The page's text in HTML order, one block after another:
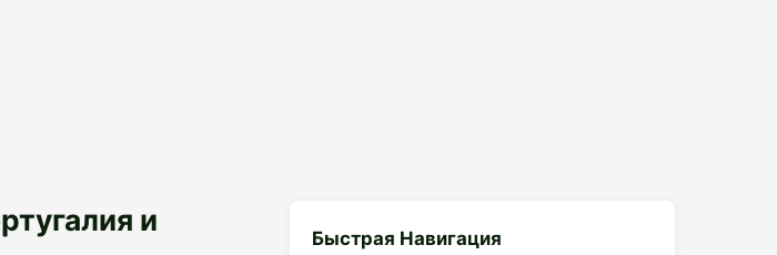
и
Быстрая Навигация